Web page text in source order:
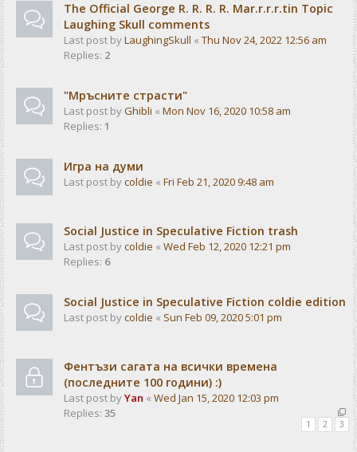
The Official George R. R. R. R. Mar.r.r.r.tin Topic
Laughing Skull comments
Last post byLaughingSkull « Thu Nov 24, 2022 12:56 am
Replies: 2
"Мръсните страсти"
Last post byGhibli « Mon Nov 16, 2020 10:58 am
Replies: 1
Игра на думи
Last post bycoldie « Fri Feb 21, 2020 9:48 am
Social Justice in Speculative Fiction trash
Last post bycoldie « Wed Feb 12, 2020 12:21 pm
Replies: 6
Social Justice in Speculative Fiction coldie edition
Last post bycoldie « Sun Feb 09, 2020 5:01 pm
Фентъзи сагата на всички времена
(последните 100 години) :)
Last post byYan « Wed Jan 15, 2020 12:03 pm
Replies: 35
1 2 3